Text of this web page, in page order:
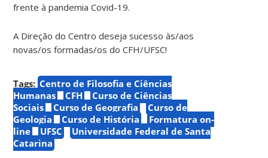
frente à pandemia Covid-19.
A Direção do Centro deseja sucesso às/aos
novas/os formadas/os do CFH/UFSC!
Tags: Centro de Filosofia e Ciências
Humanas
CFH
Curso de Ciências
Sociais
Curso de Geografia
Curso de
Geologia
Curso de História
Formatura on-
line
UFSC
Universidade Federal de Santa
Catarina